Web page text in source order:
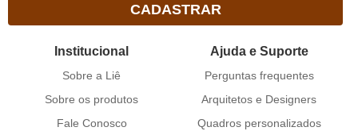
CADASTRAR
Institucional
Sobre a Liê
Sobre os produtos
Fale Conosco
Ajuda e Suporte
Perguntas frequentes
Arquitetos e Designers
Quadros personalizados